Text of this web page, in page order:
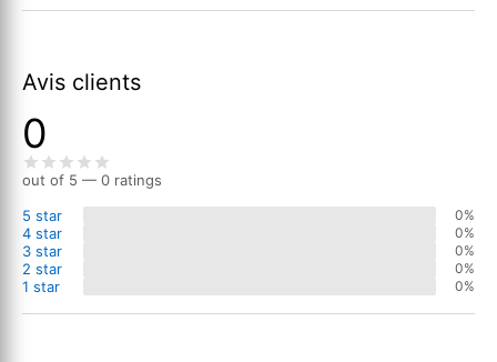
Avis clients
0
out of 5 — 0 ratings
5 star
0%
4 star 0%
3 star 0%
2 star 0%
1 star 0%